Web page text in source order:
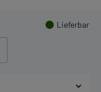
Lieferbar